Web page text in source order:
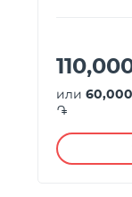
или
֏